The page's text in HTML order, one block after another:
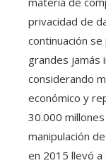
privacidad de
continuación
grandes jamás
considerando
económico y
30.000
manipulación
en 2015 llevó a